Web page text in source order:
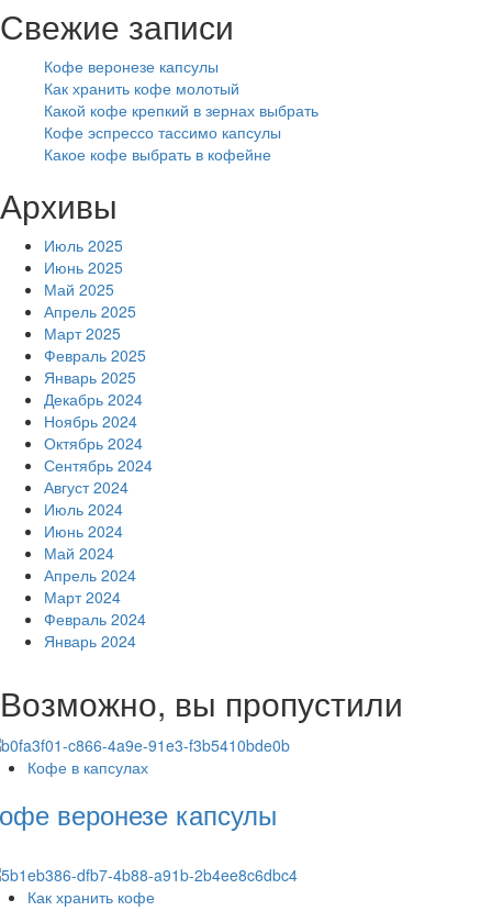
Свежие записи
Кофе веронезе капсулы
Как хранить кофе молотый
Какой кофе крепкий в зернах выбрать
Кофе эспрессо тассимо капсулы
Какое кофе выбрать в кофейне
Архивы
Июль 2025
Июнь 2025
Май 2025
Апрель 2025
Март 2025
Февраль 2025
Январь 2025
Декабрь 2024
Ноябрь 2024
Октябрь 2024
Сентябрь 2024
Август 2024
Июль 2024
Июнь 2024
Май 2024
Апрель 2024
Март 2024
Февраль 2024
Январь 2024
Возможно, вы пропустили
Кофе в капсулах
веронезе капсулы
Как хранить кофе